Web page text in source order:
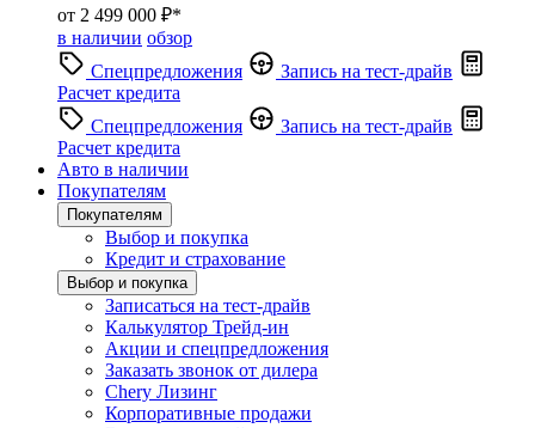
от 2 499 000 ₽*
в наличии обзор
Спецпредложения
Запись на тест-драйв
Расчет кредита
Спецпредложения
Запись на тест-драйв
Расчет кредита
Авто в наличии
Покупателям
Покупателям
Выбор и покупка
Кредит и страхование
Выбор и покупка
Записаться на тест-драйв
Калькулятор Трейд-ин
Акции и спецпредложения
Заказать звонок от дилера
Chery Лизинг
Корпоративные продажи